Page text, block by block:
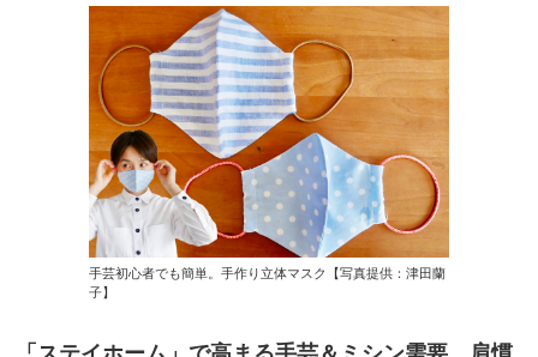
手芸初心者でも簡単。手作り立体マスク【写真提供：津田蘭
子】